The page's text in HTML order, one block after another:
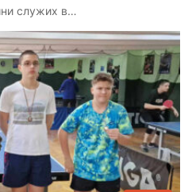
служих в…